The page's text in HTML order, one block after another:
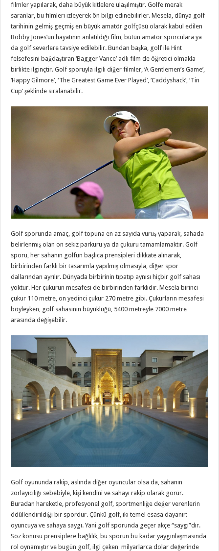
filmler yapılarak, daha büyük kitlelere ulaşılmıştır. Golfe merak
saranlar, bu filmleri izleyerek ön bilgi edinebilirler. Mesela, dünya golf
tarihinin gelmiş geçmiş en büyük amatör golfçüsü olarak kabul edilen
Bobby Jones’un hayatının anlatıldığı film, bütün amatör sporculara ya
da golf severlere tavsiye edilebilir. Bundan başka, golf ile Hint
felsefesini bağdaştıran ‘Bagger Vance’ adlı film de öğretici olmakla
birlikte ilginçtir. Golf sporuyla ilgili diğer filmler, ‘A Gentlemen’s Game’,
‘Happy Gilmore’, ‘The Greatest Game Ever Played’, ‘Caddyshack’, ‘Tin
Cup’ şeklinde sıralanabilir.
Golf sporunda amaç, golf topuna en az sayıda vuruş yaparak, sahada
belirlenmiş olan on sekiz parkuru ya da çukuru tamamlamaktır. Golf
sporu, her sahanın golfun başlıca prensipleri dikkate alınarak,
birbirinden farklı bir tasarımla yapılmış olmasıyla, diğer spor
dallarından ayrılır. Dünyada birbirinin tıpatıp aynısı hiçbir golf sahası
yoktur. Her çukurun mesafesi de birbirinden farklıdır. Mesela birinci
çukur 110 metre, on yedinci çukur 270 metre gibi. Çukurların mesafesi
böyleyken, golf sahasının büyüklüğü, 5400 metreyle 7000 metre
arasında değişebilir.
Golf oyununda rakip, aslında diğer oyuncular olsa da, sahanın
zorlayıcılığı sebebiyle, kişi kendini ve sahayı rakip olarak görür.
Buradan hareketle, profesyonel golf, sportmenliğe değer verenlerin
ödüllendirildiği bir spordur. Çünkü golf, iki temel esasa dayanır:
oyuncuya ve sahaya saygı. Yani golf sporunda geçer akçe “saygı”dır.
Söz konusu prensiplere bağlılık, bu sporun bu kadar yaygınlaşmasında
rol oynamıştır ve bugün golf, ilgi çeken milyarlarca dolar değerinde